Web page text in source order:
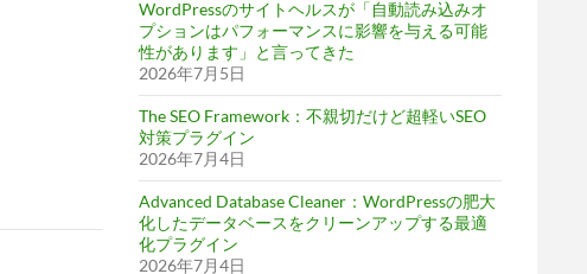
WordPressのサイトヘルスが「自動読み込みオ
プションはパフォーマンスに影響を与える可能
性があります」と言ってきた
2026年7月5日
The SEO Framework：不親切だけど超軽いSEO
対策プラグイン
2026年7月4日
Advanced Database Cleaner：WordPressの肥大
化したデータベースをクリーンアップする最適
化プラグイン
2026年7月4日